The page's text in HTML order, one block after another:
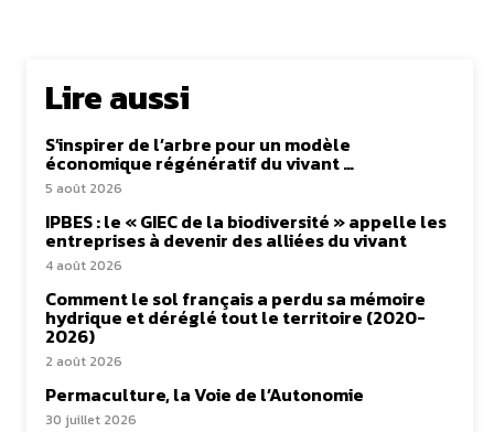
Lire aussi
S’inspirer de l’arbre pour un modèle
économique régénératif du vivant …
5 août 2026
IPBES : le « GIEC de la biodiversité » appelle les
entreprises à devenir des alliées du vivant
4 août 2026
Comment le sol français a perdu sa mémoire
hydrique et déréglé tout le territoire (2020-
2026)
2 août 2026
Permaculture, la Voie de l’Autonomie
30 juillet 2026